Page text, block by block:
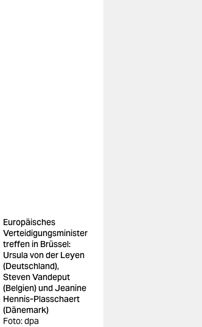
Europäisches
Verteidigungsminister
treffen in Brüssel:
Ursula von der Leyen
(Deutschland),
Steven Vandeput
(Belgien) und Jeanine
Hennis-Plasschaert
(Dänemark)
Foto: dpa